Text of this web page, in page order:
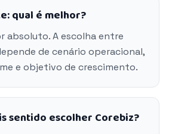
qual é melhor?
absoluto. A escolha entre
de cenário operacional,
e objetivo de crescimento.
sentido escolher Corebiz?